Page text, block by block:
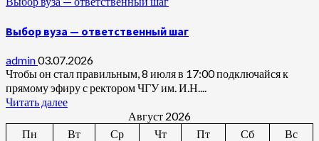
Выбор вуза — ответственный шаг
admin03.07.2026
Чтобы он стал правильным, 8 июля в 17:00 подключайся к
прямому эфиру с ректором ЧГУ им. И.Н....
Читать далее
Август 2026
Пн
Вт Ср Чт Пт Сб
Вс